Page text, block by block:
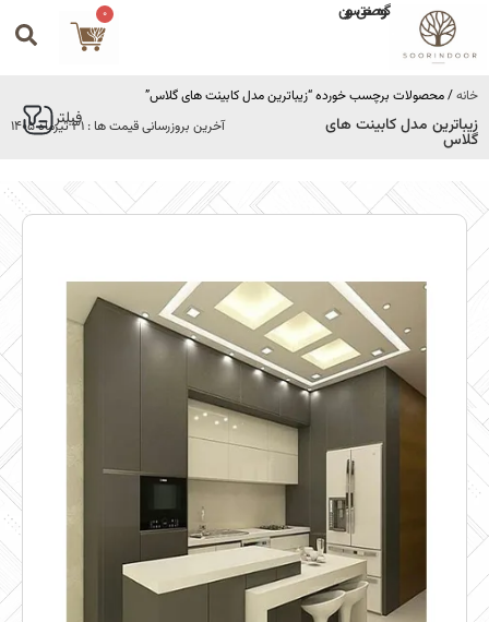
گروه صنعتی سورین 0
خانه/ محصولات برچسب خورده “زیباترین مدل کابینت های گلاس”
فیلتر زیباترین مدل کابینت های
گلاس
آخرین بروزرسانی قیمت ها : 31 تیرماه 1405